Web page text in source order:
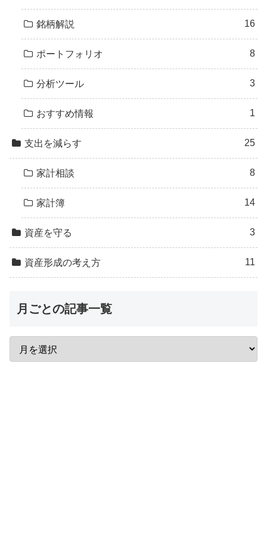
銘柄解説 16
ポートフォリオ 8
分析ツール 3
おすすめ情報 1
支出を減らす 25
家計相談 8
家計簿 14
資産を守る 3
資産形成の考え方 11
月ごとの記事一覧